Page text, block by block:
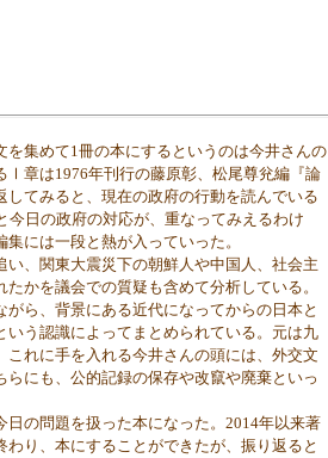
集めて1冊の本にするというのは今井さんの
Ⅰ章は1976年刊行の藤原彰、松尾尊兊編『論
てみると、現在の政府の行動を読んでいる
日の政府の対応が、重なってみえるわけ
には一段と熱が入っていった。
、関東大震災下の朝鮮人や中国人、社会主
かを議会での質疑も含めて分析している。
ら、背景にある近代になってからの日本と
う認識によってまとめられている。元は九
れに手を入れる今井さんの頭には、外交文
にも、公的記録の保存や改竄や廃棄といっ
の問題を扱った本になった。2014年以来著
り、本にすることができたが、振り返ると